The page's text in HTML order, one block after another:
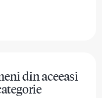
din aceeasi